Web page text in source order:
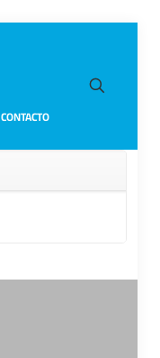
CONTACTO